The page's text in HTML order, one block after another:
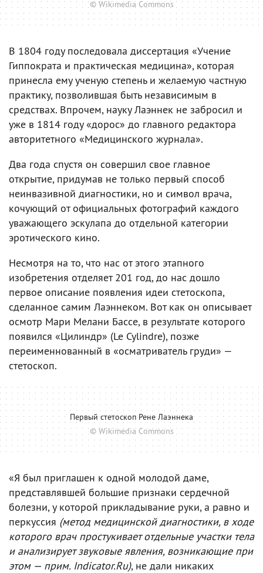
© Wikimedia Commons
В 1804 году последовала диссертация «Учение
Гиппократа и практическая медицина», которая
принесла ему ученую степень и желаемую частную
практику, позволившая быть независимым в
средствах. Впрочем, науку Лаэннек не забросил и
уже в 1814 году «дорос» до главного редактора
авторитетного «Медицинского журнала».
Два года спустя он совершил свое главное
открытие, придумав не только первый способ
неинвазивной диагностики, но и символ врача,
кочующий от официальных фотографий каждого
уважающего эскулапа до отдельной категории
эротического кино.
Несмотря на то, что нас от этого этапного
изобретения отделяет 201 год, до нас дошло
первое описание появления идеи стетоскопа,
сделанное самим Лаэннеком. Вот как он описывает
осмотр Мари Мелани Бассе, в результате которого
появился «Цилиндр» (Le Cylindre), позже
переименнованный в «осматриватель груди» —
стетоскоп.
Первый стетоскоп Рене Лаэннека
© Wikimedia Commons
«Я был приглашен к одной молодой даме,
представлявшей большие признаки сердечной
болезни, у которой прикладывание руки, а равно и
перкуссия (метод медицинской диагностики, в ходе
которого врач простукивает отдельные участки тела
и анализирует звуковые явления, возникающие при
этом — прим. Indicator.Ru), не дали никаких